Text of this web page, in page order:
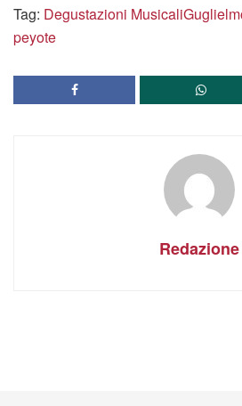
Tag: Degustazioni Musicali
peyote
Redazione